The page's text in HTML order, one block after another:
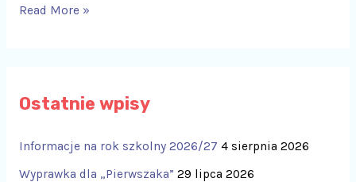
Read More »
Ostatnie wpisy
Informacje na rok szkolny 2026/27 4 sierpnia 2026
Wyprawka dla „Pierwszaka” 29 lipca 2026